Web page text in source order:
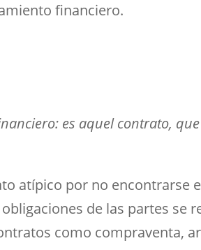
financiero.
es aquel contrato,
atípico por no encontrarse
de las partes se
como compraventa,